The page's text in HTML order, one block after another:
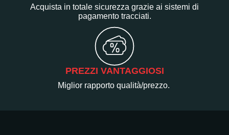
Acquista in totale sicurezza grazie ai sistemi di
pagamento tracciati.
PREZZI VANTAGGIOSI
Miglior rapporto qualità/prezzo.